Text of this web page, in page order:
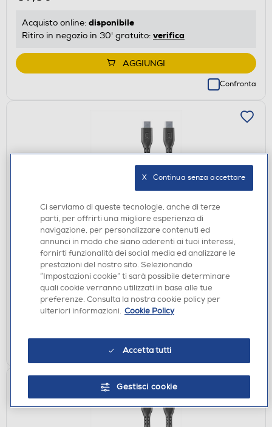
Acquisto online: disponibile
Ritiro in negozio in 30' gratuito: verifica
AGGIUNGI
Confronta
CELLULARLINE - Cavo 5A da USB-C a USB-C da
200 cm-Nero
€ 16,99
Acquisto online:disponibile
Ritiro in negozio:non disponibile
Ci serviamo di queste tecnologie, anche di terze
parti, per offrirti una migliore esperienza di
navigazione, per personalizzare contenuti ed
annunci in modo che siano aderenti ai tuoi interessi,
fornirti funzionalità dei social media ed analizzare le
prestazioni del nostro sito. Selezionando
“Impostazioni cookie” ti sarà possibile determinare
quali cookie verranno utilizzati in base alle tue
preferenze. Consulta la nostra cookie policy per
ulteriori informazioni. Cookie Policy
Accetta tutti
Gestisci cookie
X   Continua senza accettare